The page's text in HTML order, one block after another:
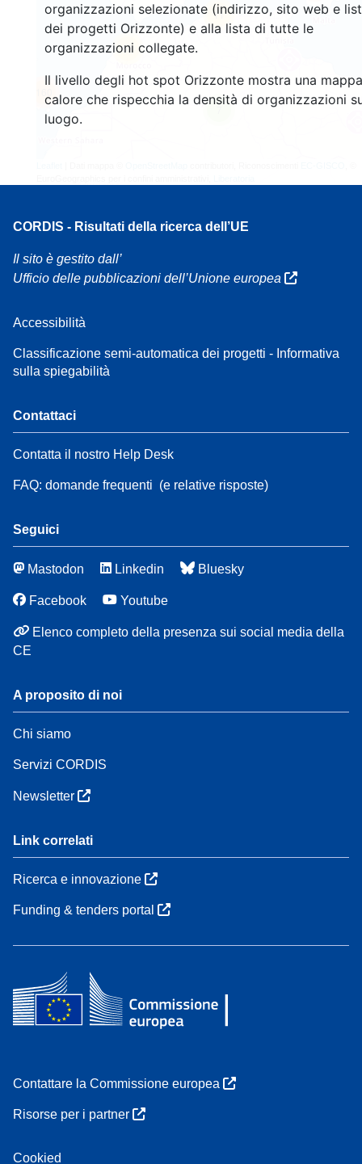
organizzazioni selezionate (indirizzo, sito web e
dei progetti Orizzonte) e alla lista di tutte le
organizzazioni collegate.
Il livello degli hot spot Orizzonte mostra una
calore che rispecchia la densità di organizzazioni
luogo.
7
11
63
CORDIS - Risultati della ricerca dell’UE
Il sito è gestito dall’
Ufficio delle pubblicazioni dell’Unione europea
Accessibilità
Classificazione semi-automatica dei progetti - Informativa
sulla spiegabilità
Contattaci
Contatta il nostro Help Desk
FAQ: domande frequenti (e relative risposte)
Seguici
Mastodon Linkedin Bluesky
Facebook Youtube
Elenco completo della presenza sui social media della
CE
A proposito di noi
Chi siamo
Servizi CORDIS
Newsletter
Link correlati
Ricerca e innovazione
Funding & tenders portal
Contattare la Commissione europea
Risorse per i partner
Cookied